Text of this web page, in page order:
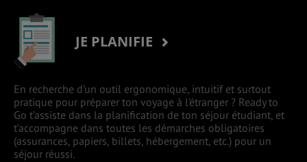
JE PLANIFIE
En recherche d’un outil ergonomique, intuitif et surtout
pratique pour préparer ton voyage à l’étranger ? Ready to
Go t’assiste dans la planification de ton séjour étudiant, et
t’accompagne dans toutes les démarches obligatoires
(assurances, papiers, billets, hébergement, etc.) pour un
séjour réussi.